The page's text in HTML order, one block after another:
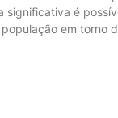
é
em torno